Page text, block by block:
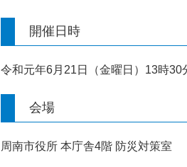
開催日時
令和元年6月21日（金曜日）13時30
会場
周南市役所 本庁舎4階 防災対策室